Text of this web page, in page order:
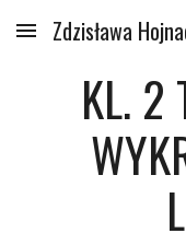
Skip to main content
Zdzisława
KL. 2